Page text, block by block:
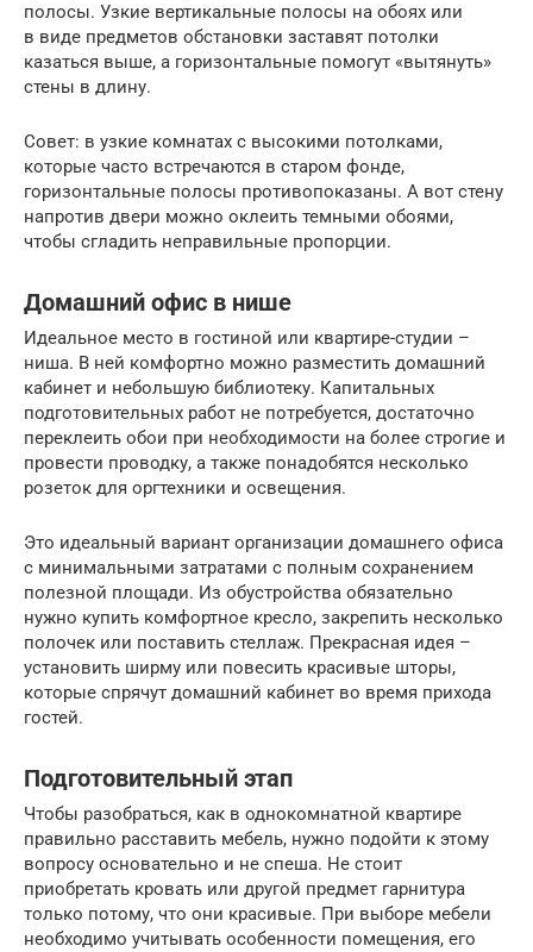
полосы. Узкие вертикальные полосы на обоях или
в виде предметов обстановки заставят потолки
казаться выше, а горизонтальные помогут «вытянуть»
стены в длину.
Совет: в узкие комнатах с высокими потолками,
которые часто встречаются в старом фонде,
горизонтальные полосы противопоказаны. А вот стену
напротив двери можно оклеить темными обоями,
чтобы сгладить неправильные пропорции.
Домашний офис в нише
Идеальное место в гостиной или квартире-студии –
ниша. В ней комфортно можно разместить домашний
кабинет и небольшую библиотеку. Капитальных
подготовительных работ не потребуется, достаточно
переклеить обои при необходимости на более строгие и
провести проводку, а также понадобятся несколько
розеток для оргтехники и освещения.
Это идеальный вариант организации домашнего офиса
с минимальными затратами с полным сохранением
полезной площади. Из обустройства обязательно
нужно купить комфортное кресло, закрепить несколько
полочек или поставить стеллаж. Прекрасная идея –
установить ширму или повесить красивые шторы,
которые спрячут домашний кабинет во время прихода
гостей.
Подготовительный этап
Чтобы разобраться, как в однокомнатной квартире
правильно расставить мебель, нужно подойти к этому
вопросу основательно и не спеша. Не стоит
приобретать кровать или другой предмет гарнитура
только потому, что они красивые. При выборе мебели
необходимо учитывать особенности помещения, его